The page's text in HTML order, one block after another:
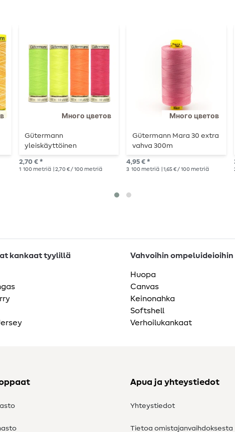
Много цветов
Gütermann
yleiskäyttöinen
ompelukone neon 100m
2,70 € *
1 100 metriä | 2,70 € / 100 metriä
Много цветов
Gütermann Mara 30 extra
vahva 300m
4,95 € *
3 100 metriä | 1,65 € / 100 metriä
kankaat tyylillä Vahvoihin ompeluideioihin
Huopa
Canvas
Keinonahka
Softshell
Verhoilukankaat
Apua ja yhteystiedot
Yhteystiedot
Tietoa omistajanvaihdoksesta